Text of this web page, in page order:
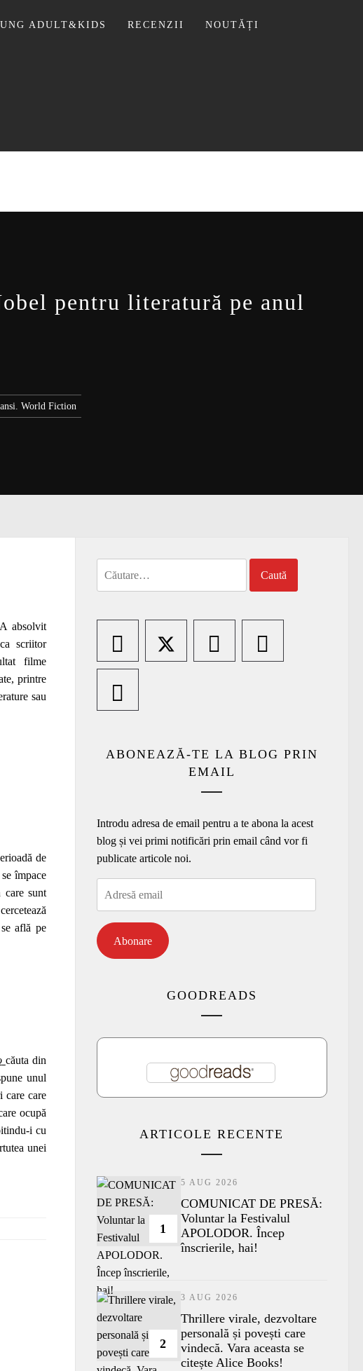
ADULT&KIDS RECENZII NOUTĂȚI
LIVIU
pentru literatură pe anul
World Fiction
absolvit
scriitor
filme
printre
sau
de
împace
sunt
află pe
căuta din
unul
care care
ocupă
i cu
unei
ABONEAZĂ-TE LA BLOG PRIN
EMAIL
Introdu adresa de email pentru a te abona la acest
blog și vei primi notificări prin email când vor fi
publicate articole noi.
Abonare
GOODREADS
ARTICOLE RECENTE
1
5 AUG 2026
COMUNICAT DE PRESĂ:
Voluntar la Festivalul
APOLODOR. Încep
înscrierile, hai!
2
3 AUG 2026
Thrillere virale, dezvoltare
personală și povești care
vindecă. Vara aceasta se
citește Alice Books!